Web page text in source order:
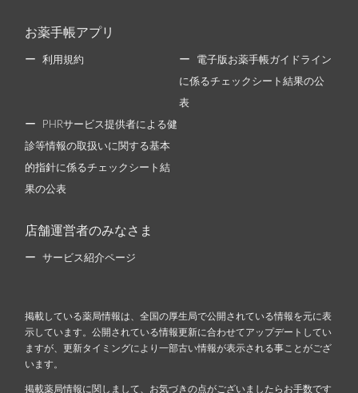
お薬手帳アプリ
利用規約 電子版お薬手帳ガイドライン
に係るチェックシート結果の公
表
PHRサービス提供者による健
診等情報の取扱いに関する基本
的指針に係るチェックシート結
果の公表
店舗運営者のみなさま
サービス紹介ページ
掲載している薬局情報は、全国の厚生局で公開されている情報を元に表
示しています。公開されている情報更新に合わせてアップデートしてい
ますが、更新タイミングにより一部古い情報が表示される事ことがござ
います。
掲載薬局情報に関しまして、お気づきの点がございましたらお手数です